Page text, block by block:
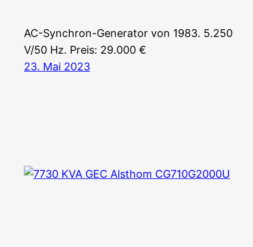
AC-Synchron-Generator von 1983. 5.250
V/50 Hz. Preis: 29.000 €
23. Mai 2023